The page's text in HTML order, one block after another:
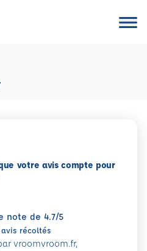
votre avis compte pour
note de 4.7/5
récoltés
vroomvroom.fr,